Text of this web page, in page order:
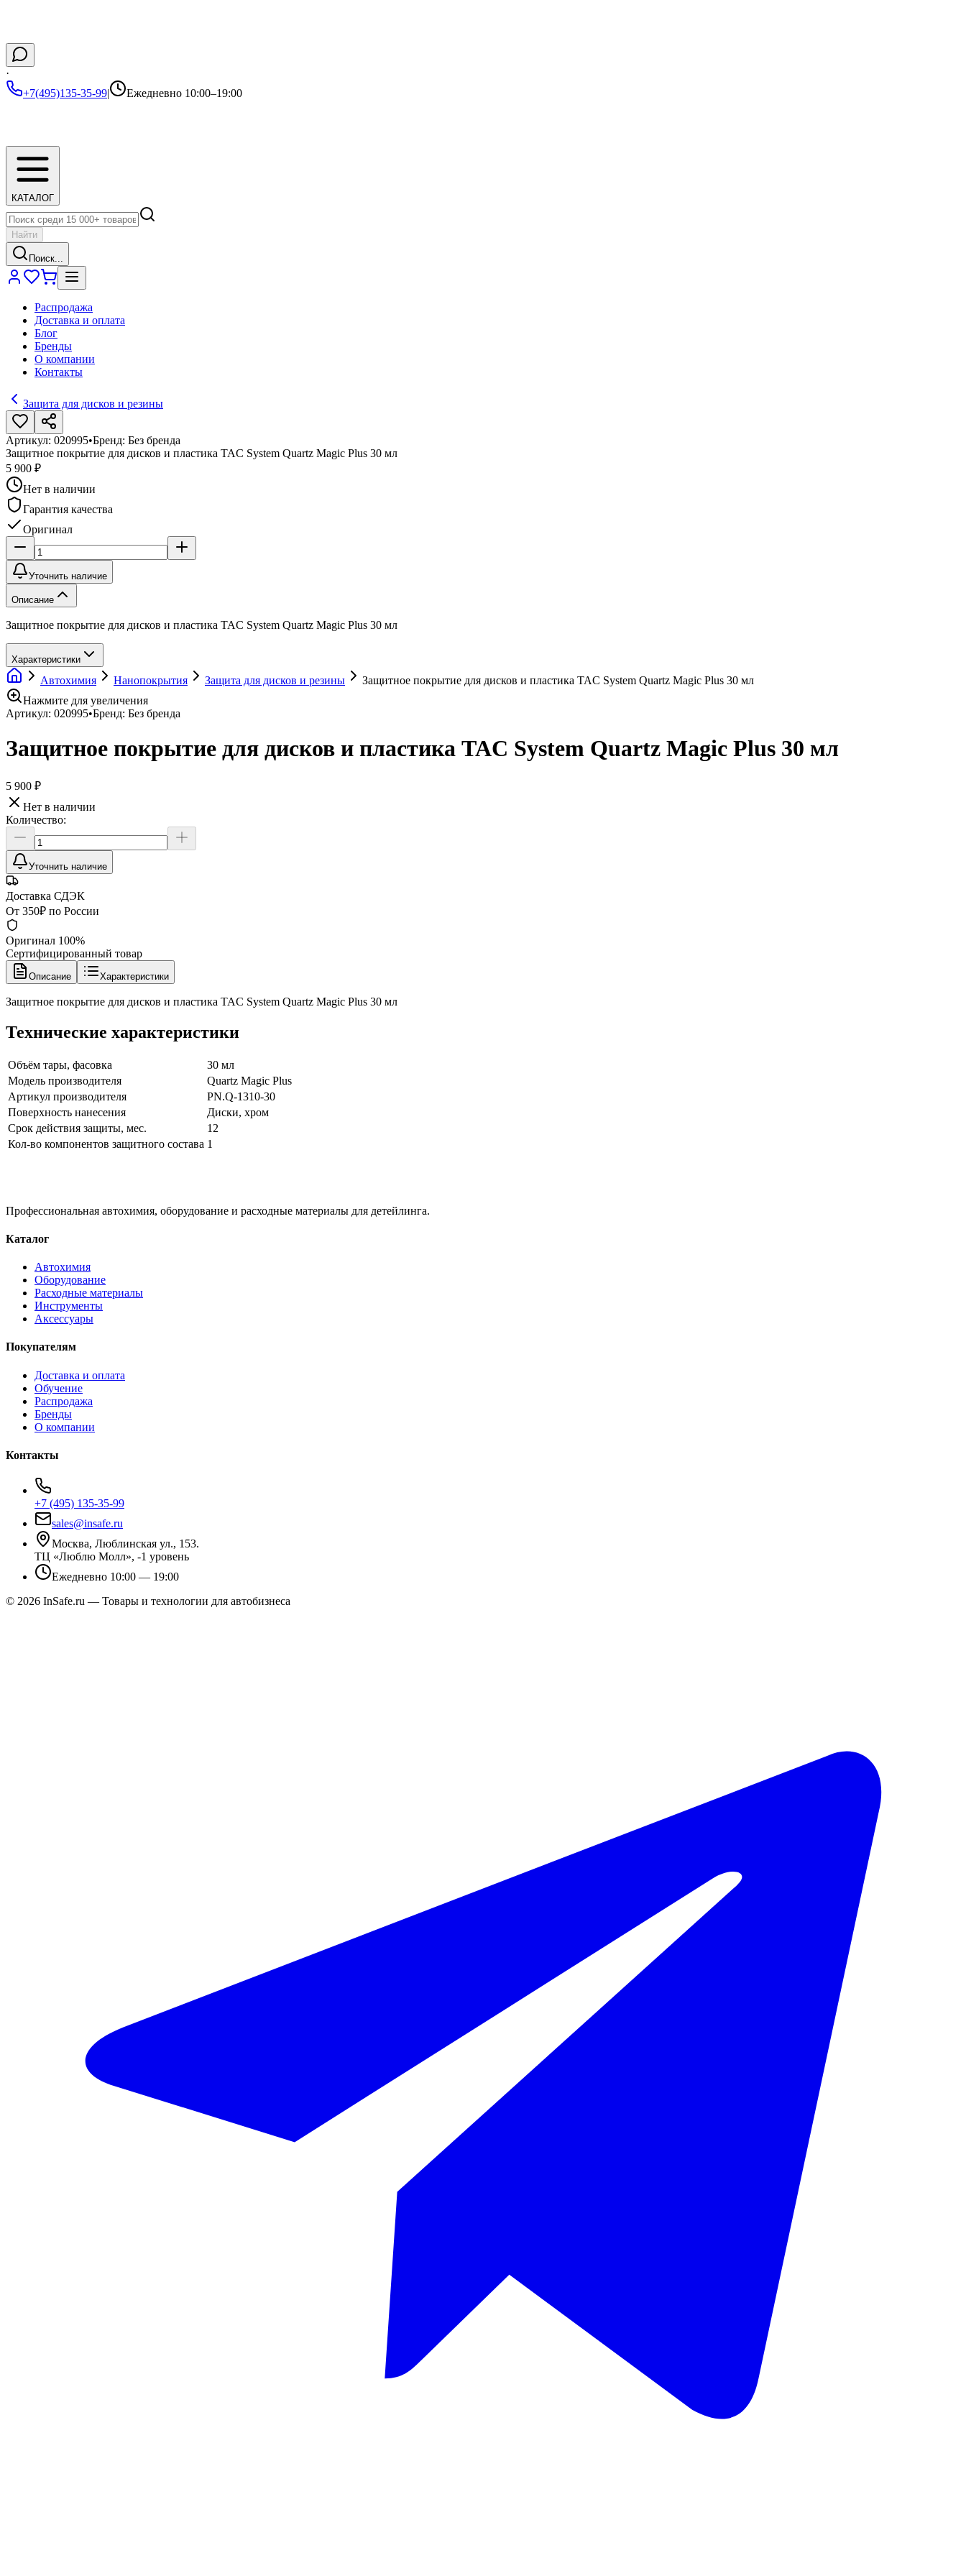
·
+7(495)135-35-99| Ежедневно 10:00–19:00
КАТАЛОГ
Найти
Поиск...
Распродажа
Доставка и оплата
Блог
Бренды
О компании
Контакты
Защита для дисков и резины
Артикул: 020995•Бренд: Без бренда
Защитное покрытие для дисков и пластика TAC System Quartz Magic Plus 30 мл
5 900 ₽
Нет в наличии
Гарантия качества
Оригинал
Уточнить наличие
Описание
Защитное покрытие для дисков и пластика TAC System Quartz Magic Plus 30 мл
Характеристики
Автохимия Нанопокрытия Защита для дисков и резины
Защитное покрытие для дисков и пластика TAC System Quartz Magic Plus 30 мл
Нажмите для увеличения
Артикул: 020995•Бренд: Без бренда
Защитное покрытие для дисков и пластика TAC System Quartz Magic Plus 30 мл
5 900 ₽
Нет в наличии
Количество:
Уточнить наличие
Доставка СДЭК
От 350₽ по России
Оригинал 100%
Сертифицированный товар
Описание Характеристики
Защитное покрытие для дисков и пластика TAC System Quartz Magic Plus 30 мл
Технические характеристики
Объём тары, фасовка
30 мл
Модель производителя
Quartz Magic Plus
Артикул производителя
PN.Q-1310-30
Поверхность нанесения
Диски, хром
Срок действия защиты, мес.
12
Кол-во компонентов защитного состава 1
Профессиональная автохимия, оборудование и расходные материалы для детейлинга.
Каталог
Автохимия
Оборудование
Расходные материалы
Инструменты
Аксессуары
Покупателям
Доставка и оплата
Обучение
Распродажа
Бренды
О компании
Контакты
+7 (495) 135-35-99
sales@insafe.ru
Москва, Люблинская ул., 153.
ТЦ «Люблю Молл», -1 уровень
Ежедневно 10:00 — 19:00
© 2026 InSafe.ru — Товары и технологии для автобизнеса